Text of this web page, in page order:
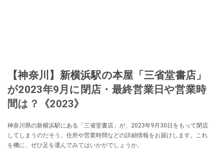
【神奈川】新横浜駅の本屋「三省堂書店」
が2023年9月に閉店・最終営業日や営業時
間は？《2023》
神奈川県の新横浜駅にある「三省堂書店」が、2023年9月30日をもって閉店
してしまうのだそう。住所や営業時間などの詳細情報をお届けします。これ
を機に、ぜひ足を運んでみてはいかがでしょうか。